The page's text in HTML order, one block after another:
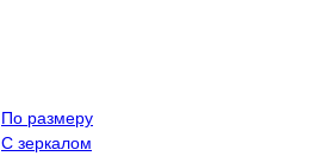
По размеру
C зеркалом